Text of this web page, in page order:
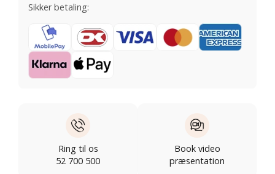
Sikker betaling:
Ring til os
52 700 500
Book video
præsentation